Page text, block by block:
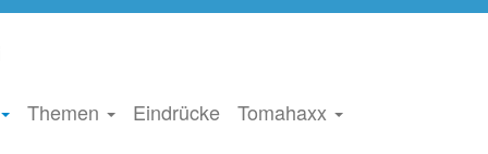
Themen Eindrücke Tomahaxx